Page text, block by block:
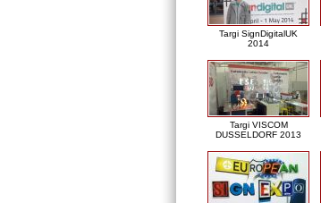
Targi SignDigitalUK
2014
Targi VISCOM
DUSSELDORF 2013